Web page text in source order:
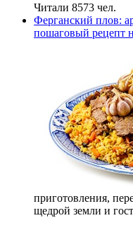
Читали 8573 чел.
Ферганский плов:
пошаговый рецепт
приготовления,
щедрой земли и